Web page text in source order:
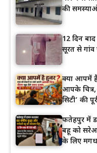
की
12 दिन
सूरत से गांव
क्या आपमें है
आपके
सिटी’ की
फतेहपुर में
बहू को
के लिए मगध